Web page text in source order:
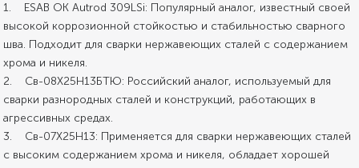
1. ESAB OK Autrod 309LSi: Популярный аналог, известный своей
высокой коррозионной стойкостью и стабильностью сварного
шва. Подходит для сварки нержавеющих сталей с содержанием
хрома и никеля.
2. Св-08Х25Н13БТЮ: Российский аналог, используемый для
сварки разнородных сталей и конструкций, работающих в
агрессивных средах.
3. Св-07Х25Н13: Применяется для сварки нержавеющих сталей
с высоким содержанием хрома и никеля, обладает хорошей